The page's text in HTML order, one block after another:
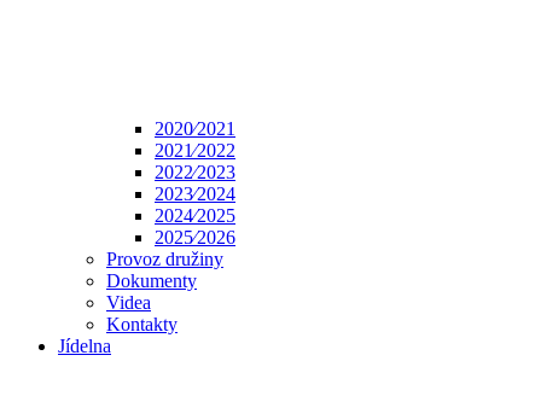
2020⁄2021
2021⁄2022
2022⁄2023
2023⁄2024
2024⁄2025
2025⁄2026
Provoz družiny
Dokumenty
Videa
Kontakty
Jídelna